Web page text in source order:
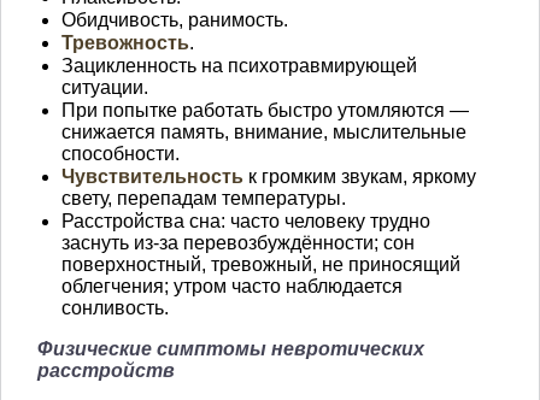
Обидчивость, ранимость.
Тревожность.
Зацикленность на психотравмирующей
ситуации.
При попытке работать быстро утомляются —
снижается память, внимание, мыслительные
способности.
Чувствительность к громким звукам, яркому
свету, перепадам температуры.
Расстройства сна: часто человеку трудно
заснуть из-за перевозбуждённости; сон
поверхностный, тревожный, не приносящий
облегчения; утром часто наблюдается
сонливость.
Физические симптомы невротических
расстройств